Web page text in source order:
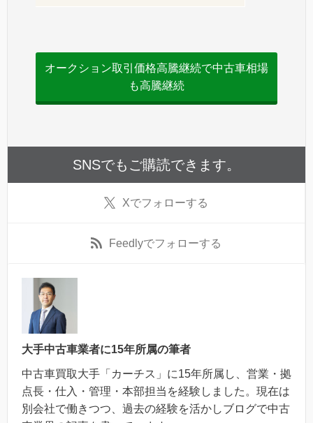
オークション取引価格高騰継続で中古車相場
も高騰継続
SNSでもご購読できます。
Xでフォローする
Feedlyでフォローする
大手中古車業者に15年所属の筆者
中古車買取大手「カーチス」に15年所属し、営業・拠
点長・仕入・管理・本部担当を経験しました。現在は
別会社で働きつつ、過去の経験を活かしブログで中古